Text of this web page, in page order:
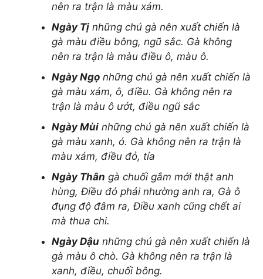
Thiết Bị Spa Minh Trí
485/2 Phan Văn Trị, Phường 5, Quận Gò Vấp,
Hotline: 0946.623.537
giường gội đầu
máy soi da
máy xông mặt
máy triệt lông
ghế massage foot
máy hút mụn
vi kim tảo biển
cây nặn mụn
hải sản tươi sống
Hải Sản Ông Giàu
80/28 Đường số 9, KP5, P. Hiệp Bình Phước, Q. Thủ
Đức, Tp HCM
Hotline: 0913.433.587 / 0903.732.293
nên ra trận là màu xám.
Ngày Tị những chú gà nên xuất chiến là
gà màu điều bông, ngũ sắc. Gà không
nên ra trận là màu điều ô, màu ô.
Ngày Ngọ những chú gà nên xuất chiến là
gà màu xám, ô, điều. Gà không nên ra
trận là màu ô ướt, điều ngũ sắc
Ngày Mùi những chú gà nên xuất chiến là
gà màu xanh, ó. Gà không nên ra trận là
màu xám, điều đỏ, tía
Ngày Thân gà chuối gắm mới thật anh
hùng, Điều đỏ phải nhường anh ra, Gà ô
đụng độ đâm ra, Điều xanh cũng chết ai
mà thua chi.
Ngày Dậu những chú gà nên xuất chiến là
gà màu ô chò. Gà không nên ra trận là
xanh, điều, chuối bông.